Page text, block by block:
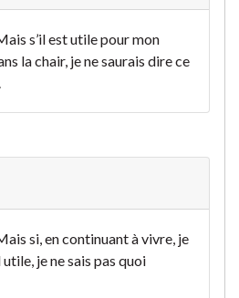
s’il est utile pour mon
la chair, je ne saurais dire ce
si, en continuant à vivre, je
je ne sais pas quoi